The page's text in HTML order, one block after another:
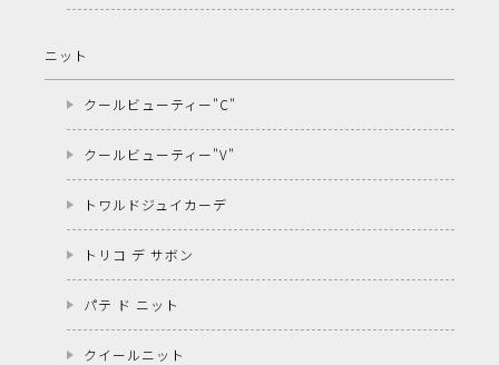
ニット
クールビューティー"C"
クールビューティー"V"
トワルドジュイカーデ
トリコ デ サボン
パテ ド ニット
クイールニット